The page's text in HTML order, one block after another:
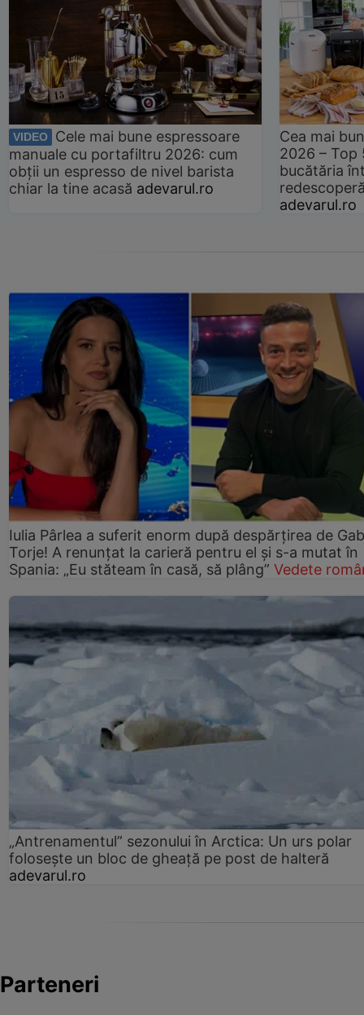
VIDEO
Cele mai bune espressoare
manuale cu portafiltru 2026: cum
obții un espresso de nivel barista
chiar la tine acasă adevarul.ro
Cea mai
2026 –
bucătăria
adevarul.ro
Iulia Pârlea a suferit enorm după despărțirea de
Torje! A renunțat la carieră pentru el și s-a mutat în
Spania: „Eu stăteam în casă, să plâng” Vedete
„Antrenamentul” sezonului în Arctica: Un urs polar
folosește un bloc de gheață pe post de halteră
adevarul.ro
Parteneri